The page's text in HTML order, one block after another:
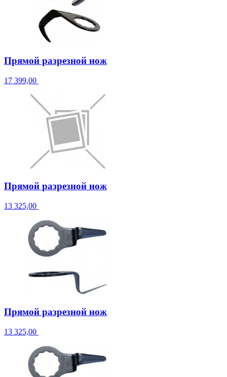
Прямой разрезной нож
17 399,00
Прямой разрезной нож
13 325,00
Прямой разрезной нож
13 325,00